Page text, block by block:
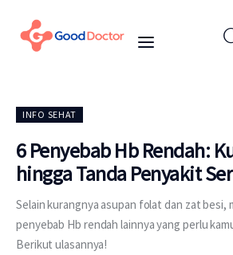
Untuk Bisnis
Untuk Anda
INFO SEHAT
6 Penyebab Hb Rendah:
hingga Tanda Penyakit
Selain kurangnya asupan folat dan zat besi,
penyebab Hb rendah lainnya yang perlu
Berikut ulasannya!